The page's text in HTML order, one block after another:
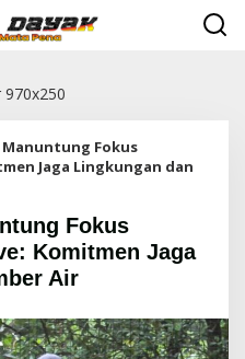
Fokus
Jaga Lingkungan dan
Fokus
Komitmen Jaga
Air